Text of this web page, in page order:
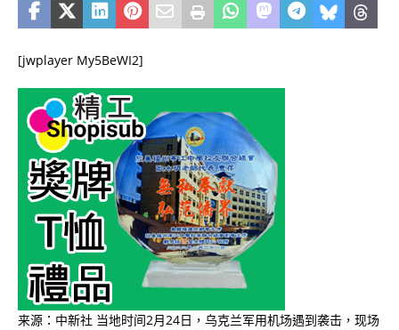
[jwplayer My5BeWI2]
来源：中新社 当地时间2月24日，乌克兰军用机场遇到袭击，现场